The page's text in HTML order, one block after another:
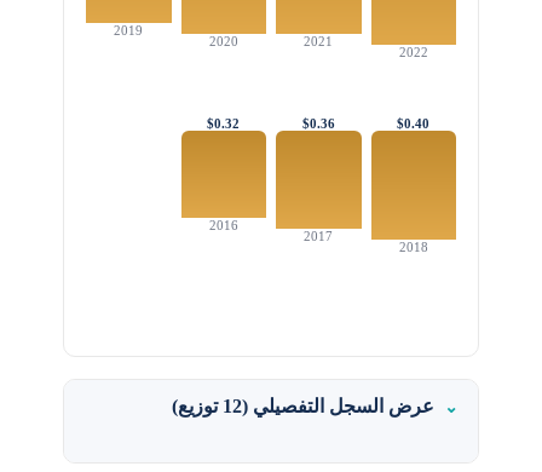
2022
2021
2020
2019
$0.40
2018
$0.36
2017
$0.32
2016
عرض السجل التفصيلي (12 توزيع)